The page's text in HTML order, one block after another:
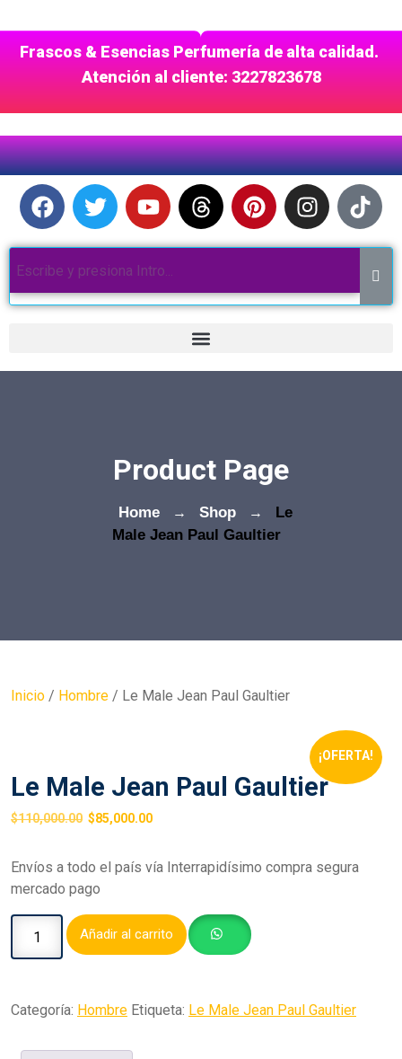
Frascos & Esencias Perfumería de alta calidad.
Atención al cliente: 3227823678
Product Page
Home → Shop →
Le
Male Jean Paul Gaultier
Inicio / Hombre / Le Male Jean Paul Gaultier
¡OFERTA!
Le Male Jean Paul Gaultier
$110,000.00 $85,000.00
Envíos a todo el país vía Interrapidísimo compra segura
mercado pago
Añadir al carrito
Categoría: Hombre Etiqueta: Le Male Jean Paul Gaultier